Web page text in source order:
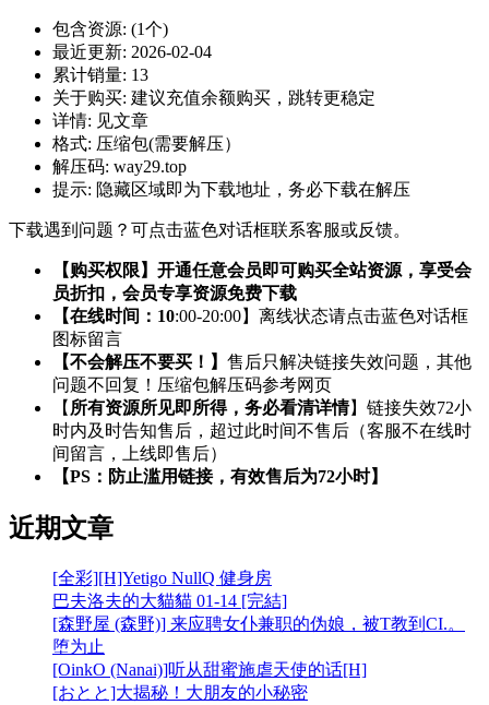
包含资源: (1个)
最近更新: 2026-02-04
累计销量: 13
关于购买: 建议充值余额购买，跳转更稳定
详情: 见文章
格式: 压缩包(需要解压）
解压码: way29.top
提示: 隐藏区域即为下载地址，务必下载在解压
下载遇到问题？可点击蓝色对话框联系客服或反馈。
【购买权限】开通任意会员即可购买全站资源，享受会
员折扣，会员专享资源免费下载
【在线时间：10:00-20:00】离线状态请点击蓝色对话框
图标留言
【不会解压不要买！】 售后只解决链接失效问题，其他
问题不回复！压缩包解压码参考网页
【 所有资源所见即所得，务必看清详情】链接失效72小
时内及时告知售后，超过此时间不售后（客服不在线时
间留言，上线即售后）
【PS：防止滥用链接，有效售后为72小时】
近期文章
[全彩][H]Yetigo NullQ 健身房
巴夫洛夫的大貓貓 01-14 [完結]
[森野屋 (森野)] 来应聘女仆兼职的伪娘，被T教到CI.。
堕为止
[OinkO (Nanai)]听从甜蜜施虐天使的话[H]
[おとと]大揭秘！大朋友的小秘密